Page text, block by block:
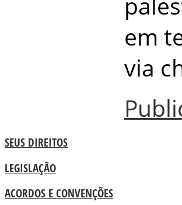
em
via
SEUS DIREITOS
LEGISLAÇÃO
ACORDOS E CONVENÇÕES